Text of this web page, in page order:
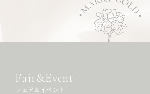
Fair&Event
フェア＆イベント